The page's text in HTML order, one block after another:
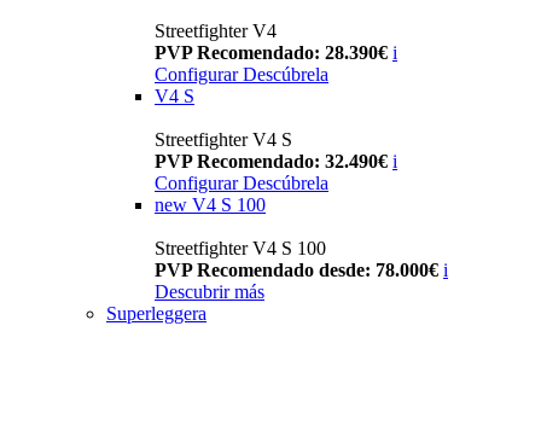
Streetfighter V4
PVP Recomendado: 28.390€ i
Configurar Descúbrela
V4 S
Streetfighter V4 S
PVP Recomendado: 32.490€ i
Configurar Descúbrela
new V4 S 100
Streetfighter V4 S 100
PVP Recomendado desde: 78.000€ i
Descubrir más
Superleggera